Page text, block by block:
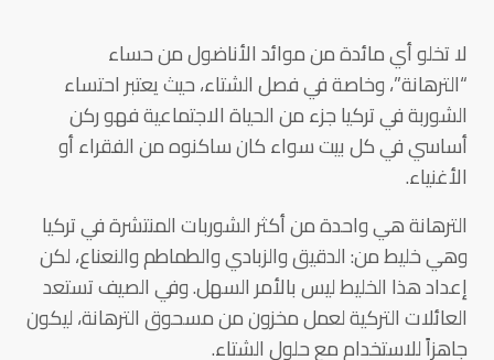
لا تخلو أي مائدة من موائد الأناضول من حساء
“الترهانة”، وخاصة في فصل الشتاء، حيث يعتبر احتساء
الشوربة في تركيا جزء من الحياة الاجتماعية فهو ركن
أساسي في كل بيت سواء كان ساكنوه من الفقراء أو
الأغنياء.
الترهانة هي واحدة من أكثر الشوربات المنتشرة في تركيا
وهي خليط من: الدقيق والزبادي والطماطم والنعناع، لكن
إعداد هذا الخليط ليس بالأمر السهل. وفي الصيف تستعد
العائلات التركية لعمل مخزون من مسحوق الترهانة، ليكون
جاهزاً للاستخدام مع حلول الشتاء.